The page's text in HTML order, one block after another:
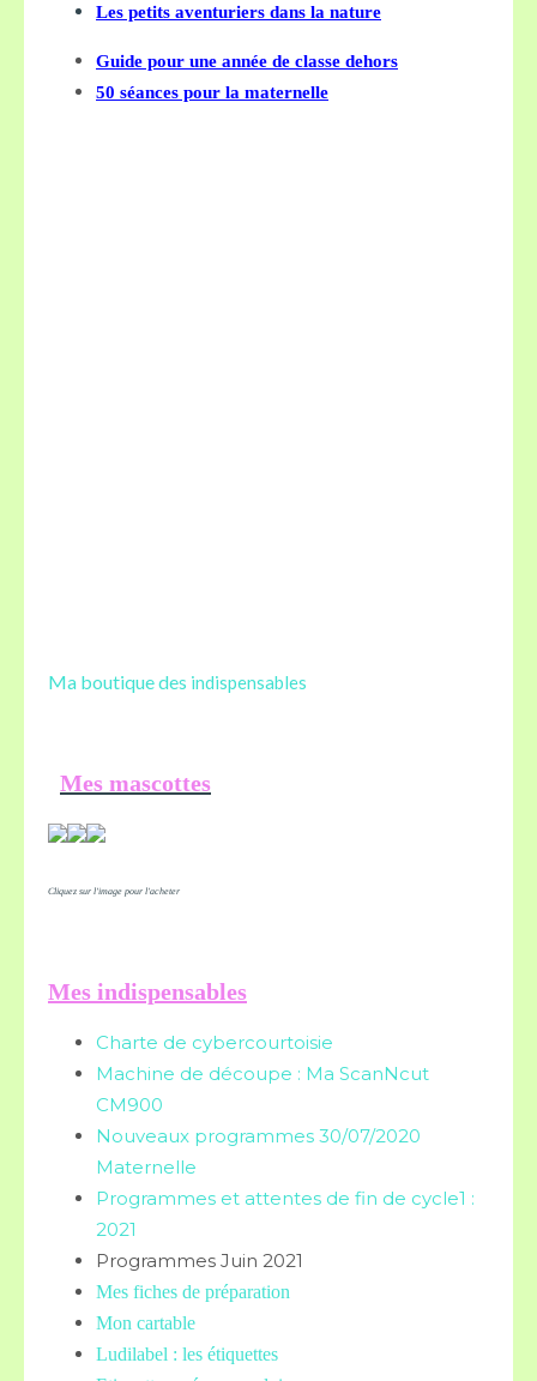
Les petits aventuriers dans la nature
Guide pour une année de classe dehors
50 séances pour la maternelle
Ma boutique des indispensables
Mes mascottes
Cliquez sur l'image pour l'acheter
Mes indispensables
Charte de cybercourtoisie
Machine de découpe : Ma ScanNcut
CM900
Nouveaux programmes 30/07/2020
Maternelle
Programmes et attentes de fin de cycle1 :
2021
Programmes Juin 2021
Mes fiches de préparation
Mon cartable
Ludilabel : les étiquettes